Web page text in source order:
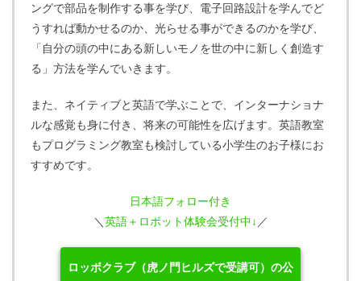
ングで部品を制作する事を学び、電子回路設計を学んでど
うすれば動かせるのか、光らせる事ができるのかを学び、
「自分の頭の中にある新しいモノを世の中に新しく創造す
る」方法を学んでいきます。
また、ネイティブと英語で学ぶことで、インターナショナ
ルな感覚も身に付き、将来の可能性を広げます。英語教室
もプログラミング教室も検討している小学生のお子様にお
すすめです。
日本語フォロー付き
＼ 英語＋ロボット体験会受付中↓ ／
ロッボクラブ（虎ノ門ヒルズで受講可）の公